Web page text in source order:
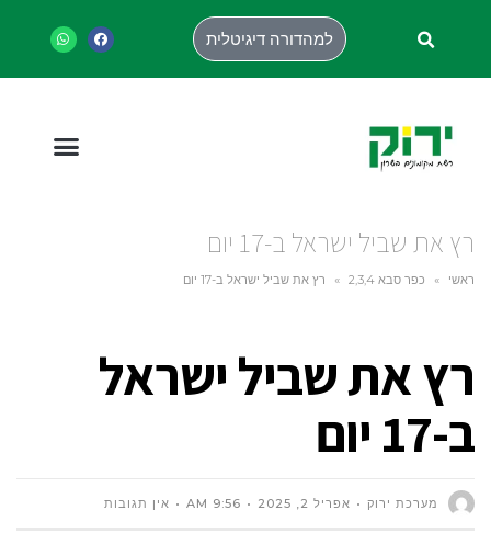
למהדורה דיגיטלית
רץ את שביל ישראל ב-17 יום
ראשי » כפר סבא 2,3,4 » רץ את שביל ישראל ב-17 יום
רץ את שביל ישראל
ב-17 יום
מערכת ירוק אפריל 2, 2025 9:56 AM אין תגובות